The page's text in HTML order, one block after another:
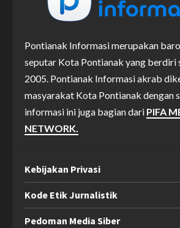
Pontianak Informasi merupakan
seputar Kota Pontianak yang berdiri
2005. Pontianak Informasi akrab
masyarakat Kota Pontianak dengan
informasi ini juga bagian dari PIFA
NETWORK.
Kebijakan Privasi
Kode Etik Jurnalistik
Pedoman Media Siber